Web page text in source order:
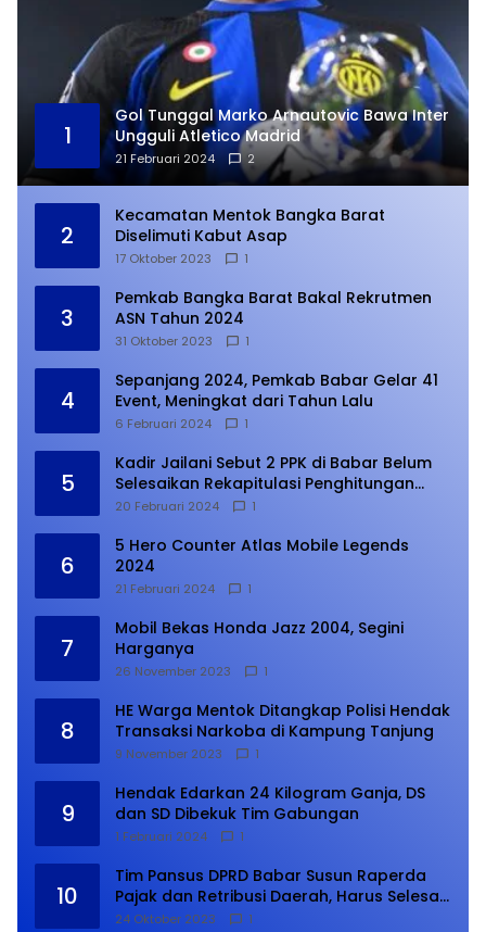
1
Gol Tunggal Marko Arnautovic Bawa Inter
Ungguli Atletico Madrid
21 Februari 2024 2
2
Kecamatan Mentok Bangka Barat
Diselimuti Kabut Asap
17 Oktober 2023 1
3
Pemkab Bangka Barat Bakal Rekrutmen
ASN Tahun 2024
31 Oktober 2023 1
4
Sepanjang 2024, Pemkab Babar Gelar 41
Event, Meningkat dari Tahun Lalu
6 Februari 2024 1
5
Kadir Jailani Sebut 2 PPK di Babar Belum
Selesaikan Rekapitulasi Penghitungan
Suara
20 Februari 2024 1
6
5 Hero Counter Atlas Mobile Legends
2024
21 Februari 2024 1
7
Mobil Bekas Honda Jazz 2004, Segini
Harganya
26 November 2023 1
8
HE Warga Mentok Ditangkap Polisi Hendak
Transaksi Narkoba di Kampung Tanjung
9 November 2023 1
9
Hendak Edarkan 24 Kilogram Ganja, DS
dan SD Dibekuk Tim Gabungan
1 Februari 2024 1
10
Tim Pansus DPRD Babar Susun Raperda
Pajak dan Retribusi Daerah, Harus Selesai
Januari 2024
24 Oktober 2023 1